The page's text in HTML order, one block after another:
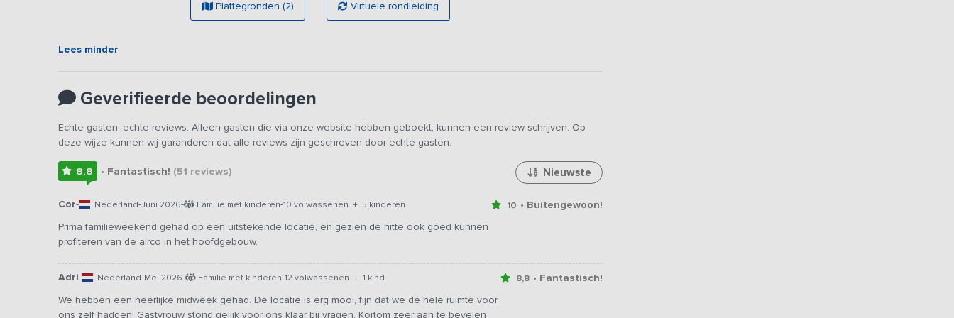
Plattegronden (2) Virtuele rondleiding
Lees minder
Geverifieerde beoordelingen
Echte gasten, echte reviews. Alleen gasten die via onze website hebben geboekt, kunnen een review schrijven. Op
deze wijze kunnen wij garanderen dat alle reviews zijn geschreven door echte gasten.
8,8 • Fantastisch! (51 reviews) Nieuwste
Cor- Nederland-Juni 2026- Familie met kinderen-10 volwassenen + 5 kinderen 10 • Buitengewoon!
Prima familieweekend gehad op een uitstekende locatie, en gezien de hitte ook goed kunnen
profiteren van de airco in het hoofdgebouw.
Adri- Nederland-Mei 2026- Familie met kinderen-12 volwassenen + 1 kind 8,8 • Fantastisch!
We hebben een heerlijke midweek gehad. De locatie is erg mooi, fijn dat we de hele ruimte voor
ons zelf hadden! Gastvrouw stond gelijk voor ons klaar bij vragen. Kortom zeer aan te bevelen